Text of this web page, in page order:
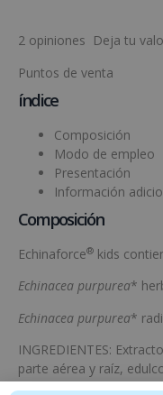
2 opiniones Deja tu
Puntos de venta
índice
Composición
Modo de empleo
Presentación
Información
Composición
Echinaforce® kids
Echinacea purpurea*
Echinacea purpurea*
INGREDIENTES:
parte aérea y raíz,
ciclodextrina),